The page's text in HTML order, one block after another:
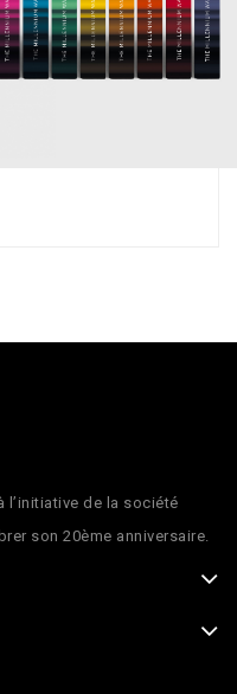
l’initiative de la société
son 20ème anniversaire.